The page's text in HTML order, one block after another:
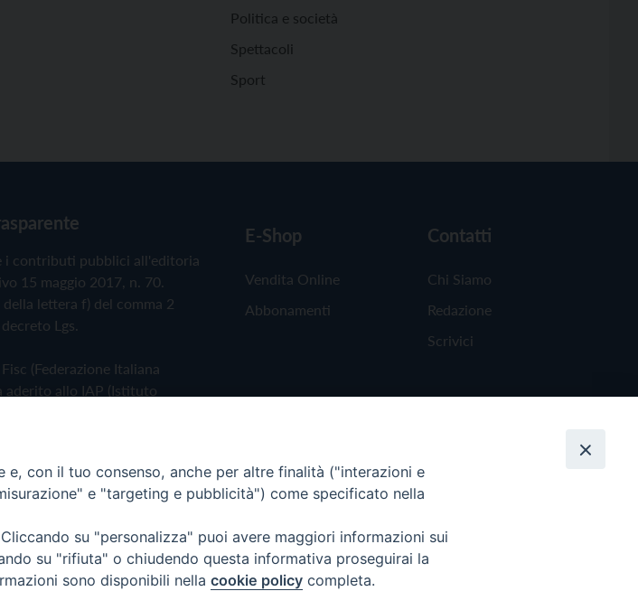
Politica e società
Spettacoli
Sport
i contributi pubblici all'editoria
15 maggio 2017, n. 70.
della lettera f) del comma 2
Lgs.
(Federazione Italiana
aderito allo IAP (Istituto
Policy
E-Shop
Vendita Online
Abbonamenti
Contatti
Chi Siamo
Redazione
Scrivici
con il tuo consenso, anche per altre finalità ("interazioni e
e "targeting e pubblicità") come specificato nella
su "personalizza" puoi avere maggiori informazioni sui
su "rifiuta" o chiudendo questa informativa proseguirai la
sono disponibili nella cookie policy completa.